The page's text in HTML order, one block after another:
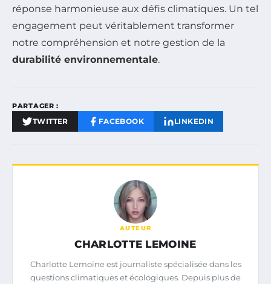
réponse harmonieuse aux défis climatiques. Un tel
engagement peut véritablement transformer
notre compréhension et notre gestion de la
durabilité environnementale.
PARTAGER :
TWITTER FACEBOOK LINKEDIN
AUTEUR
CHARLOTTE LEMOINE
Charlotte Lemoine est journaliste spécialisée dans les
questions climatiques et écologiques. Depuis plus de